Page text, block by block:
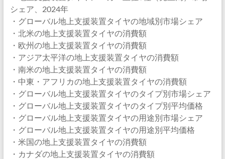
シェア、2024年
・グローバル地上支援装置タイヤの地域別市場シェア
・北米の地上支援装置タイヤの消費額
・欧州の地上支援装置タイヤの消費額
・アジア太平洋の地上支援装置タイヤの消費額
・南米の地上支援装置タイヤの消費額
・中東・アフリカの地上支援装置タイヤの消費額
・グローバル地上支援装置タイヤのタイプ別市場シェア
・グローバル地上支援装置タイヤのタイプ別平均価格
・グローバル地上支援装置タイヤの用途別市場シェア
・グローバル地上支援装置タイヤの用途別平均価格
・米国の地上支援装置タイヤの消費額
・カナダの地上支援装置タイヤの消費額